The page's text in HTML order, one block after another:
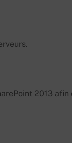
2013